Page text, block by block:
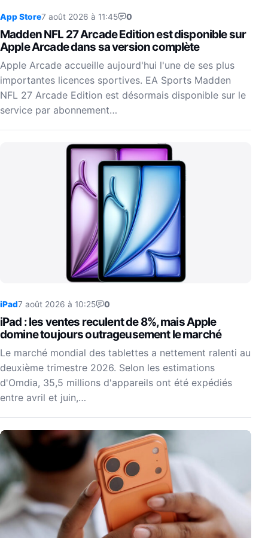
App Store7 août 2026 à 11:45 0
Madden NFL 27 Arcade Edition est disponible sur
Apple Arcade dans sa version complète
Apple Arcade accueille aujourd'hui l'une de ses plus
importantes licences sportives. EA Sports Madden
NFL 27 Arcade Edition est désormais disponible sur le
service par abonnement…
iPad7 août 2026 à 10:25 0
iPad : les ventes reculent de 8%, mais Apple
domine toujours outrageusement le marché
Le marché mondial des tablettes a nettement ralenti au
deuxième trimestre 2026. Selon les estimations
d'Omdia, 35,5 millions d'appareils ont été expédiés
entre avril et juin,…